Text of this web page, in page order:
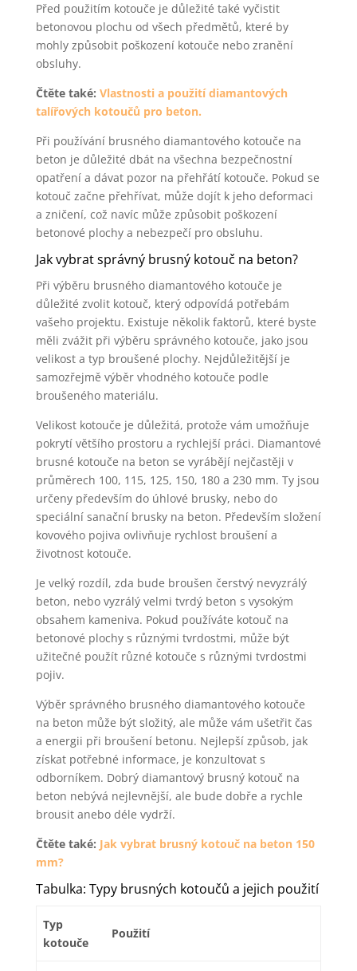
Před použitím kotouče je důležité také vyčistit
betonovou plochu od všech předmětů, které by
mohly způsobit poškození kotouče nebo zranění
obsluhy.
Čtěte také: Vlastnosti a použití diamantových
talířových kotoučů pro beton.
Při používání brusného diamantového kotouče na
beton je důležité dbát na všechna bezpečnostní
opatření a dávat pozor na přehřátí kotouče. Pokud se
kotouč začne přehřívat, může dojít k jeho deformaci
a zničení, což navíc může způsobit poškození
betonové plochy a nebezpečí pro obsluhu.
Jak vybrat správný brusný kotouč na beton?
Při výběru brusného diamantového kotouče je
důležité zvolit kotouč, který odpovídá potřebám
vašeho projektu. Existuje několik faktorů, které byste
měli zvážit při výběru správného kotouče, jako jsou
velikost a typ broušené plochy. Nejdůležitější je
samozřejmě výběr vhodného kotouče podle
broušeného materiálu.
Velikost kotouče je důležitá, protože vám umožňuje
pokrytí většího prostoru a rychlejší práci. Diamantové
brusné kotouče na beton se vyrábějí nejčastěji v
průměrech 100, 115, 125, 150, 180 a 230 mm. Ty jsou
určeny především do úhlové brusky, nebo do
speciální sanační brusky na beton. Především složení
kovového pojiva ovlivňuje rychlost broušení a
životnost kotouče.
Je velký rozdíl, zda bude broušen čerstvý nevyzrálý
beton, nebo vyzrálý velmi tvrdý beton s vysokým
obsahem kameniva. Pokud používáte kotouč na
betonové plochy s různými tvrdostmi, může být
užitečné použít různé kotouče s různými tvrdostmi
pojiv.
Výběr správného brusného diamantového kotouče
na beton může být složitý, ale může vám ušetřit čas
a energii při broušení betonu. Nejlepší způsob, jak
získat potřebné informace, je konzultovat s
odborníkem. Dobrý diamantový brusný kotouč na
beton nebývá nejlevnější, ale bude dobře a rychle
brousit anebo déle vydrží.
Čtěte také: Jak vybrat brusný kotouč na beton 150
mm?
Tabulka: Typy brusných kotoučů a jejich použití
Typ
kotouče
Použití